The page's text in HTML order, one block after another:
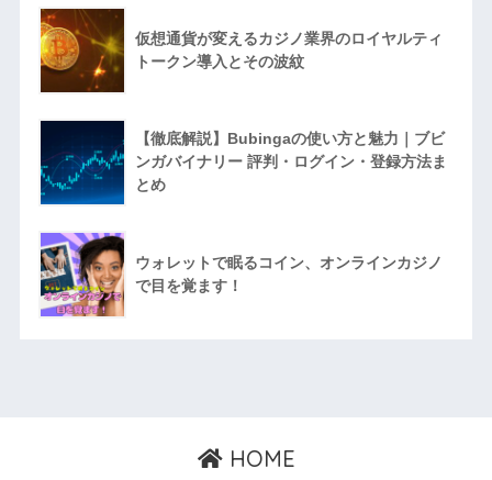
仮想通貨が変えるカジノ業界のロイヤルティ
トークン導入とその波紋
【徹底解説】Bubingaの使い方と魅力｜ブビ
ンガバイナリー 評判・ログイン・登録方法ま
とめ
ウォレットで眠るコイン、オンラインカジノ
で目を覚ます！
HOME